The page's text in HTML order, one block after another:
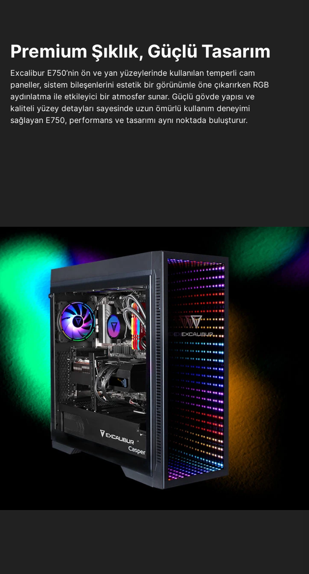
Premium Şıklık, Güçlü Tasarım
Excalibur E750’nin ön ve yan yüzeylerinde kullanılan temperli cam
paneller, sistem bileşenlerini estetik bir görünümle öne çıkarırken RGB
aydınlatma ile etkileyici bir atmosfer sunar. Güçlü gövde yapısı ve
kaliteli yüzey detayları sayesinde uzun ömürlü kullanım deneyimi
sağlayan E750, performans ve tasarımı aynı noktada buluşturur.